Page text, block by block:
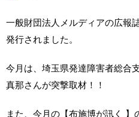
一般財団法人メルディアの広報
発行されました。
今月は、埼玉県発達障害者総合
真那さんが突撃取材！！
また、今月の【布施博が訊く